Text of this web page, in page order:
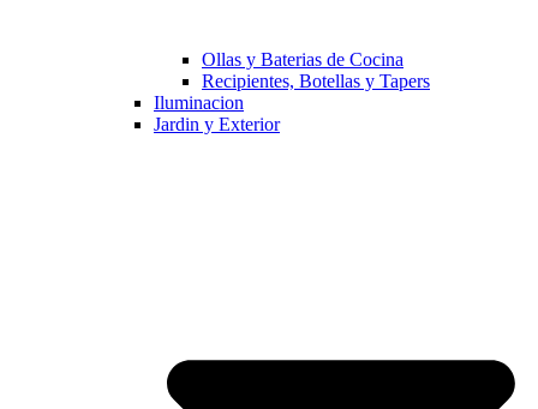
Ollas y Baterias de Cocina
Recipientes, Botellas y Tapers
Iluminacion
Jardin y Exterior